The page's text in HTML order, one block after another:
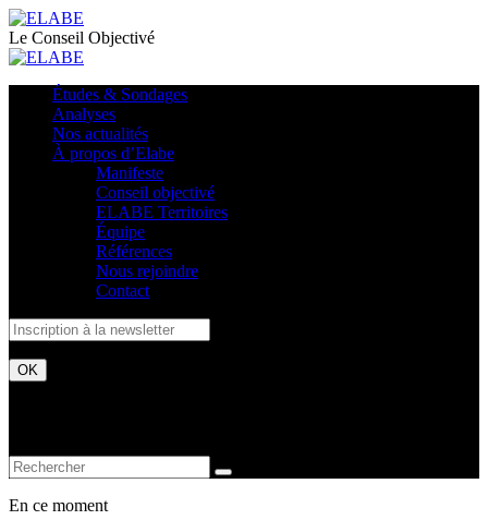
Le Conseil Objectivé
Études & Sondages
Analyses
Nos actualités
À propos d’Elabe
Manifeste
Conseil objectivé
ELABE Territoires
Équipe
Références
Nous rejoindre
Contact
En ce moment